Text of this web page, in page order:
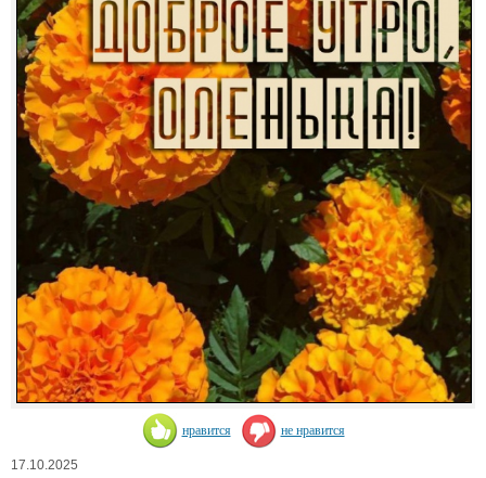
нравится не нравится
17.10.2025